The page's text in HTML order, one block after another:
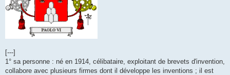
[---]
1° sa personne : né en 1914, célibataire, exploitant de brevets d'invention,
collabore avec plusieurs firmes dont il développe les inventions ; il est